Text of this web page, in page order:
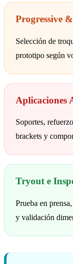
Progressive
Selección de
prototipo según
Aplicaciones
Soportes,
brackets y
Tryout e
Prueba en
y validación